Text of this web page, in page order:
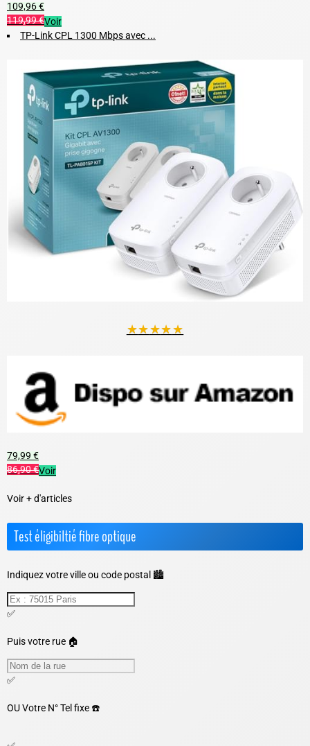
109,96 €
119,99 €Voir
TP-Link CPL 1300 Mbps avec ...
★★★★★
79,99 €
86,90 €Voir
Voir + d'articles
Test éligibiltié fibre optique
Indiquez votre ville ou code postal 🏙️
✅
Puis votre rue 🏠
✅
OUVotre N° Tel fixe ☎️